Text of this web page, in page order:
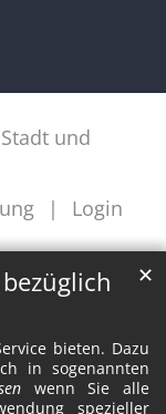
bieten. Dazu
in sogenannten
wenn Sie alle
spezieller
✕
und
Login